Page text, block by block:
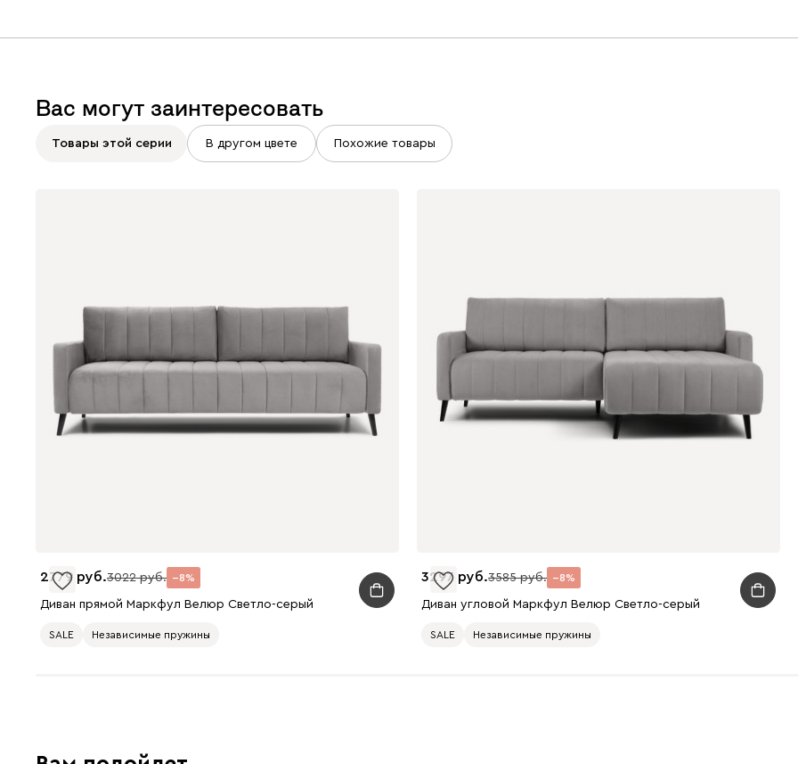
Вас могут заинтересовать
Товары этой серии В другом цвете Похожие товары
2779 3022 8
Диван прямой Маркфул Велюр Светло-серый
SALE Независимые пружины
3297 3585 8
Диван угловой Маркфул Велюр Светло-серый
SALE Независимые пружины